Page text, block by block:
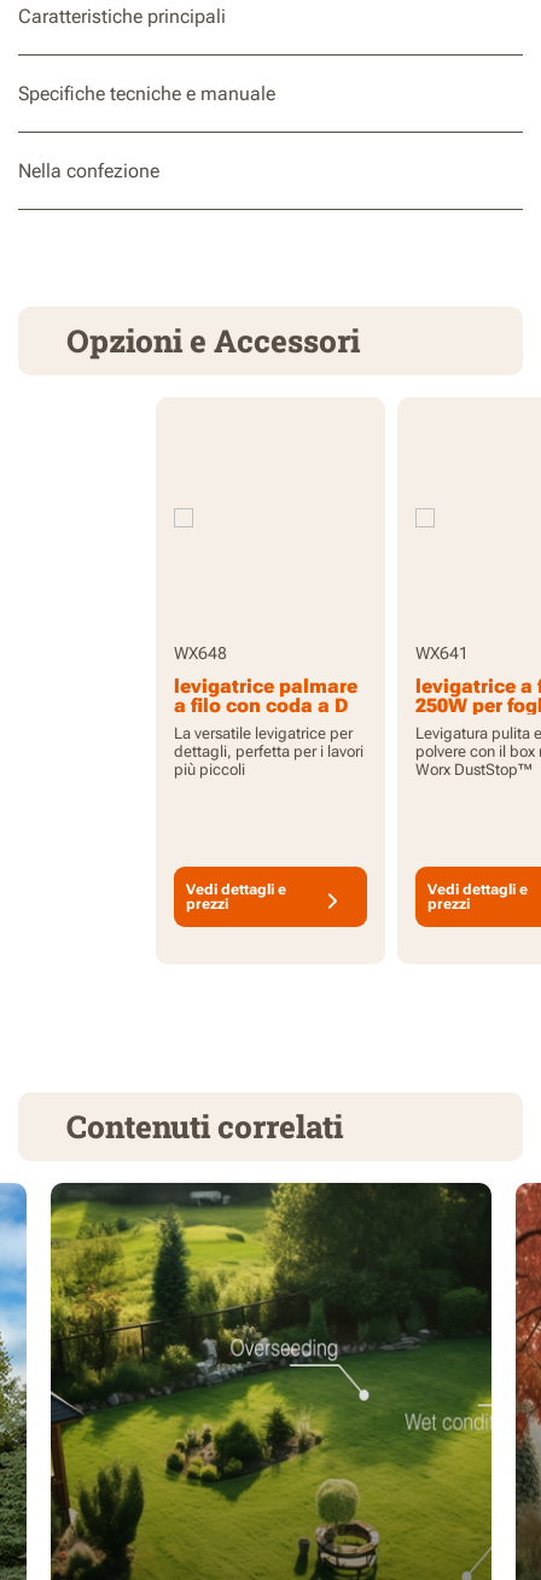
Caratteristiche principali
Specifiche tecniche e manuale
Nella confezione
Opzioni e Accessori
WX648
levigatrice palmare
a filo con coda a D
da 65 W per dettagli
con accessori
La versatile levigatrice per
dettagli, perfetta per i lavori
più piccoli
Vedi dettagli e
prezzi
WX641
levigatrice a
250W per
finitura
Levigatura pulita
polvere con il box
Worx DustStop™
Vedi dettagli e
prezzi
Contenuti correlati